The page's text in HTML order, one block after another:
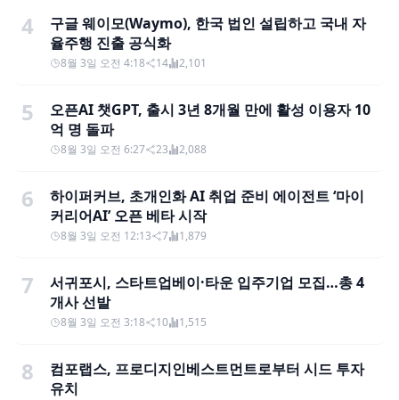
4
구글 웨이모(Waymo), 한국 법인 설립하고 국내 자
율주행 진출 공식화
8월 3일 오전 4:18 14 2,101
5
오픈AI 챗GPT, 출시 3년 8개월 만에 활성 이용자 10
억 명 돌파
8월 3일 오전 6:27 23 2,088
6
하이퍼커브, 초개인화 AI 취업 준비 에이전트 ‘마이
커리어AI’ 오픈 베타 시작
8월 3일 오전 12:13 7 1,879
7
서귀포시, 스타트업베이·타운 입주기업 모집…총 4
개사 선발
8월 3일 오전 3:18 10 1,515
8
컴포랩스, 프로디지인베스트먼트로부터 시드 투자
유치